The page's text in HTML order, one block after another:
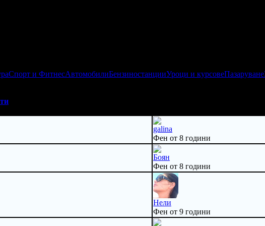
Спорт и ФитнесАвтомобилиБензиностанцииУроци и курсовеПазаруване
galina
Фен от 8 години
Боян
Фен от 8 години
Нели
Фен от 9 години